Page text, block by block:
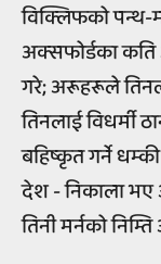
विक्लिफको पन्थ-
अक्सफोर्डका कति
गरे; अरूहरूले
तिनलाई विधर्मी
बहिष्कृत गर्ने
देश - निकाला भए
तिनी मर्नको